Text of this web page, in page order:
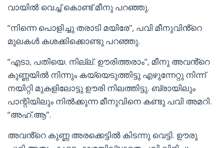
വായിൽ വെച്ച് കൊണ്ട് മീനു പറഞ്ഞു.
“നിന്നെ പൊളിച്ചു തരാടി മയിരേ”, പവി മീനുവിൻ്റെ
മുലകൾ കശക്കിക്കൊണ്ടു പറഞ്ഞു.
“എടാ, പതിയെ. നില്ല്. ഊരിത്തരാം”, മീനു അവൻ്റെ
കുണ്ണയിൽ നിന്നും കയ്യെടുത്തിട്ടു എഴുന്നേറ്റു നിന്ന്
നയിറ്റി മുകളിലോട്ടു ഊരി നിലത്തിട്ടു. ബ്രായിലും
പാന്റിയിലും നിൽക്കുന്ന മീനുവിനെ കണ്ടു പവി അമറി.
“അഹ്.ആ”.
അവൻ്റെ കുണ്ണ അരക്കെട്ടിൽ കിടന്നു വെട്ടി. ഊരു